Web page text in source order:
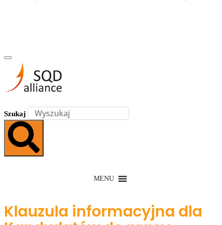
Szukaj
MENU
Klauzula informacyjna dla